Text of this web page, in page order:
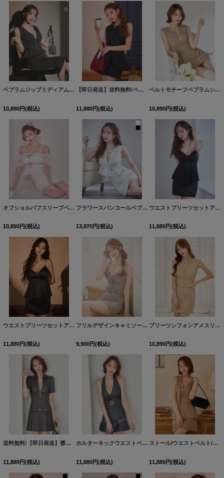
ペプラムジップミディアムタイトセットアップドレス/キャバドレス【S-Lサイズ/2カラー】[OF03]【IM】dzqozFV
10,890円(税込)
【即日発送】送料無料!ペプラムトップス&パンツセットアップ/キャバドレス【XS-Lサイズ/1カラー】[OF01]【SB】dzwvAG
11,880円(税込)
ベルトモチーフペプラムショートパンツセットアップ/キャバドレス【XS-Mサイズ/1カラー】[OF01]【SB】dzwAG
10,890円(税込)
オフショルパフスリーブペプラムミニドレス/キャバドレス【XS-Lサイズ/1カラー】[OF03]【YN】dzwBF
10,890円(税込)
フラワースパンコールペプラムセットアップタイトミニドレス/キャバドレス【XS-Lサイズ/2カラー】[OF03] 【YN】dzw
13,970円(税込)
ウエストプリーツセットアップミニドレス/キャバドレス【XS-Mサイズ/1カラー】[OF03]【YN】dzmvCA
11,880円(税込)
ウエストプリーツセットアップミニドレス/キャバドレス【XS-Mサイズ/1カラー】[OF03]【YN】dzmvCA
11,880円(税込)
フリルデザインキャミソールタイトミニドレス/キャバドレス【XS-Mサイズ/1カラー】[OF03]【YN】dzwvAG
9,900円(税込)
プリーツシフォンアメスリタイトミニドレス/キャバドレス【XS-Mサイズ/1カラー】[OF03] 【YN】dzwvAG
10,890円(税込)
送料無料!【即日発送】襟付きフロントジッププリーツミニドレス/キャバドレス【XS-Lサイズ/1カラー】[OF01] 【SB】dzwvAG
11,880円(税込)
ホルターネックウエストベルトセットアップドレス/キャバドレス【XS-Lサイズ/1カラー】[OF03] 【YN】dzwvAG
11,880円(税込)
ストール/ウエストベルト/ラメ/2段フリル/谷間見せ/無地/ミニドレス/キャバドレス【XS-Mサイズ/1カラー】[OF03] 【YN】dzwvAG
11,880円(税込)